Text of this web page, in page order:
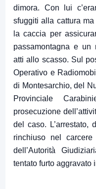
dimora. Con lui
sfuggiti alla cattura
la caccia per
passamontagna e un
atti allo scasso. Sul
Operativo e
di Montesarchio, del
Provinciale
prosecuzione
del caso.
rinchiuso nel
dell’Autorità
tentato furto aggravato